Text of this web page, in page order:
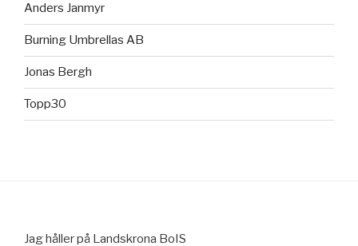
Anders Janmyr
Burning Umbrellas AB
Jonas Bergh
Topp30
Jag håller på Landskrona BoIS